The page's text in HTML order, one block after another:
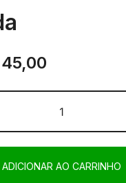
55,00.
45,00
preço
atual
é:
R$ 45,00.
quantidade
ADICIONAR AO CARRINHO